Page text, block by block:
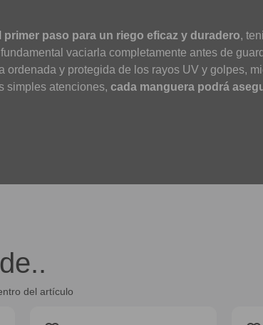
primer paso para un riego eficaz y duradero,
vaciarla completamente antes de
ordenada y protegida de los rayos UV y golpes,
simples atenciones, cada manguera podrá
del artículo